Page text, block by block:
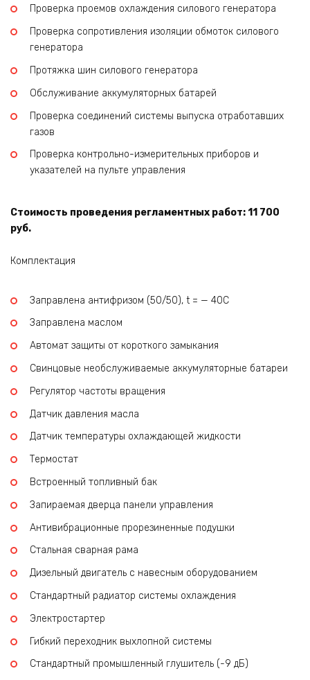
Проверка проемов охлаждения силового генератора
Проверка сопротивления изоляции обмоток силового
генератора
Протяжка шин силового генератора
Обслуживание аккумуляторных батарей
Проверка соединений системы выпуска отработавших
газов
Проверка контрольно-измерительных приборов и
указателей на пульте управления
Стоимость проведения регламентных работ: 11 700
руб.
Комплектация
Заправлена антифризом (50/50), t = — 40C
Заправлена маслом
Автомат защиты от короткого замыкания
Свинцовые необслуживаемые аккумуляторные батареи
Регулятор частоты вращения
Датчик давления масла
Датчик температуры охлаждающей жидкости
Термостат
Встроенный топливный бак
Запираемая дверца панели управления
Антивибрационные прорезиненные подушки
Стальная сварная рама
Дизельный двигатель с навесным оборудованием
Стандартный радиатор системы охлаждения
Электростартер
Гибкий переходник выхлопной системы
Стандартный промышленный глушитель (-9 дБ)